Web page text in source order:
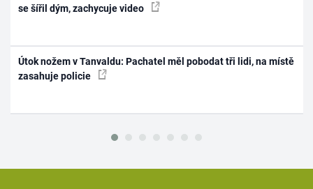
se šířil dým, zachycuje video
Útok nožem v Tanvaldu: Pachatel měl pobodat tři lidi, na místě
zasahuje policie